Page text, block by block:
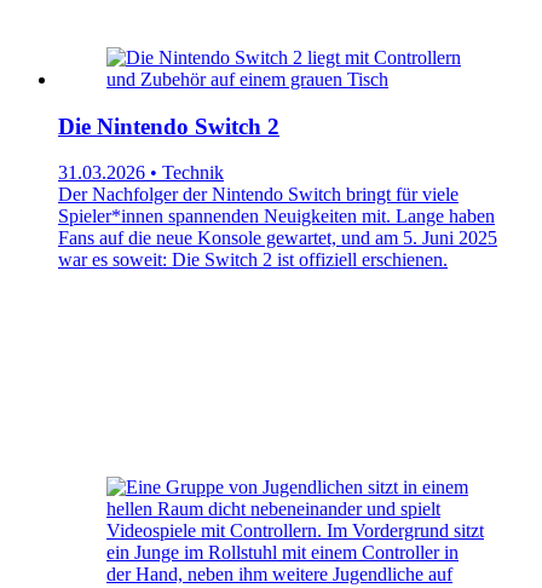
Die Nintendo Switch 2
31.03.2026 • Technik
Der Nachfolger der Nintendo Switch bringt für viele
Spieler*innen spannenden Neuigkeiten mit. Lange haben
Fans auf die neue Konsole gewartet, und am 5. Juni 2025
war es soweit: Die Switch 2 ist offiziell erschienen.